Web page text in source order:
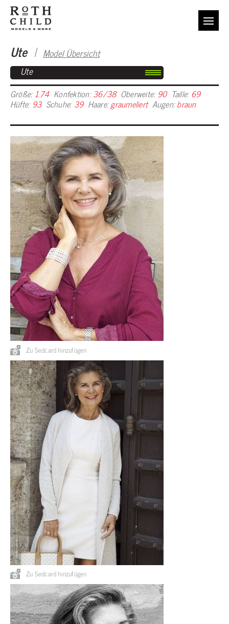
Ute I Model Übersicht
Ute
Größe: 1.74 Konfektion:36/38 Oberweite: 90 Taille: 69
Hüfte: 93 Schuhe: 39 Haare:graumeliert Augen:braun
Zu Sedcard hinzufügen
Zu Sedcard hinzufügen